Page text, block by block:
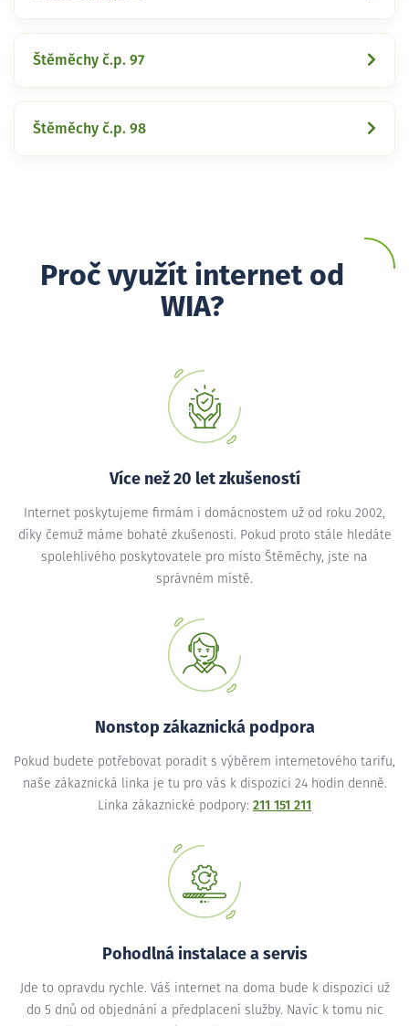
Štěměchy č.p. 97
Štěměchy č.p. 98
Proč využít internet od
WIA?
Více než 20 let zkušeností
Internet poskytujeme firmám i domácnostem už od roku 2002,
díky čemuž máme bohaté zkušenosti. Pokud proto stále hledáte
spolehlivého poskytovatele pro místo Štěměchy, jste na
správném místě.
Nonstop zákaznická podpora
Pokud budete potřebovat poradit s výběrem internetového tarifu,
naše zákaznická linka je tu pro vás k dispozici 24 hodin denně.
Linka zákaznické podpory: 211 151 211
Pohodlná instalace a servis
Jde to opravdu rychle. Váš internet na doma bude k dispozici už
do 5 dnů od objednání a předplacení služby. Navíc k tomu nic